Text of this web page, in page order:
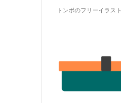
トンボのフリーイラスト